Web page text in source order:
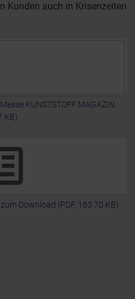
Kunden auch in Krisenzeiten
KUNSTSTOFF MAGAZIN
KB)
Download (PDF, 163.70 KB)